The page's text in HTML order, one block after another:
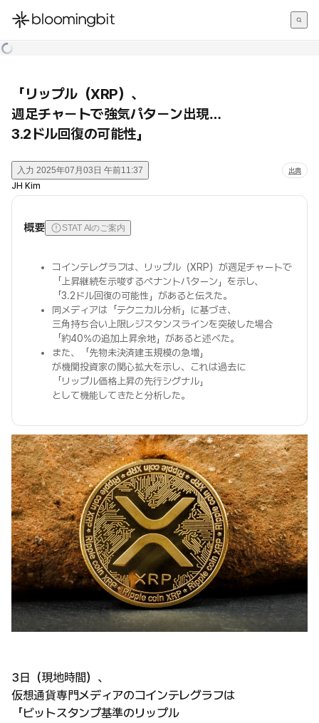
한국어
「リップル（XRP）、
週足チャートで強気パターン出現…
3.2ドル回復の可能性」
入力 2025年07月03日 午前11:37 出典
JH Kim
概要 STAT AIのご案内
コインテレグラフは、リップル（XRP）が週足チャートで
「上昇継続を示唆するペナントパターン」を示し、
「3.2ドル回復の可能性」があると伝えた。
同メディアは「テクニカル分析」に基づき、
三角持ち合い上限レジスタンスラインを突破した場合
「約40%の追加上昇余地」があると述べた。
また、「先物未決済建玉規模の急増」
が機関投資家の関心拡大を示し、これは過去に
「リップル価格上昇の先行シグナル」
として機能してきたと分析した。
3日（現地時間）、
仮想通貨専門メディアのコインテレグラフは
「ビットスタンプ基準のリップル